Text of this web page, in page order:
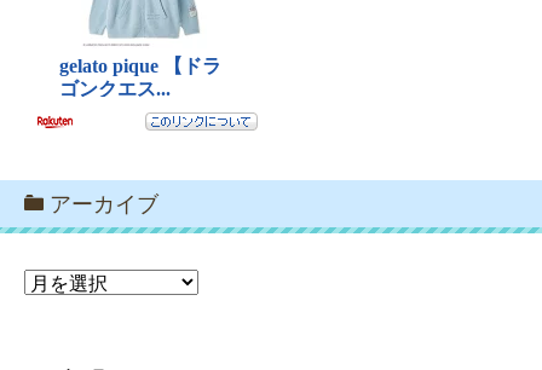
アーカイブ
ア